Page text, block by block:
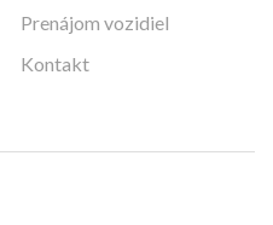
Prenájom vozidiel
Kontakt